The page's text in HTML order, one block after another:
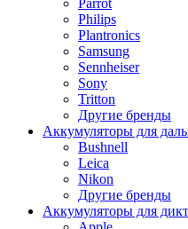
Philips
Plantronics
Samsung
Sennheiser
Sony
Tritton
Другие бренды
Аккумуляторы для
Bushnell
Leica
Nikon
Другие бренды
Аккумуляторы для